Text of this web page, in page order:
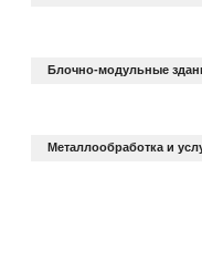
Блочно-модульные
Металлообработка и